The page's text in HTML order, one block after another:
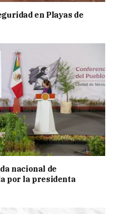
en Playas de
nacional de
por la presidenta